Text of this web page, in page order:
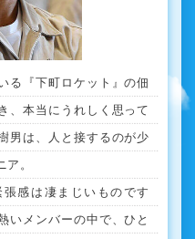
る『下町ロケット』の佃
、本当にうれしく思って
男は、人と接するのが少
。
感は凄まじいものです
いメンバーの中で、ひと